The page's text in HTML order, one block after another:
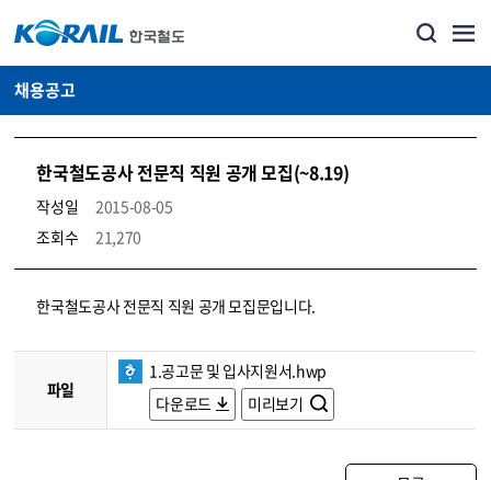
채용공고
한국철도공사 전문직 직원 공개 모집(~8.19)
작성일
2015-08-05
조회수
21,270
코레일소개_경영공시_채용공고 상세보기 – 내용, 파일, 담당자 연락처로 구성
한국철도공사 전문직 직원 공개 모집문입니다.
파일
1.공고문 및 입사지원서.hwp
다운로드
미리보기